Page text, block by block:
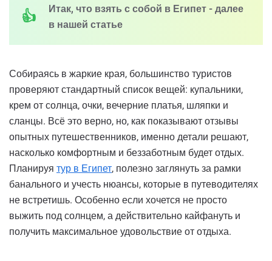
Итак, что взять с собой в Египет - далее
в нашей статье
Собираясь в жаркие края, большинство туристов
проверяют стандартный список вещей: купальники,
крем от солнца, очки, вечерние платья, шляпки и
сланцы. Всё это верно, но, как показывают отзывы
опытных путешественников, именно детали решают,
насколько комфортным и беззаботным будет отдых.
Планируя тур в Египет, полезно заглянуть за рамки
банального и учесть нюансы, которые в путеводителях
не встретишь. Особенно если хочется не просто
выжить под солнцем, а действительно кайфануть и
получить максимальное удовольствие от отдыха.